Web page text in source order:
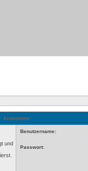
Anmelden
und
Benutzername:
Passwort: